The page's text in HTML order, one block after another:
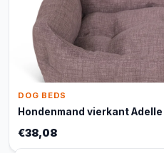
DOG BEDS
Hondenmand vierkant
€38,08